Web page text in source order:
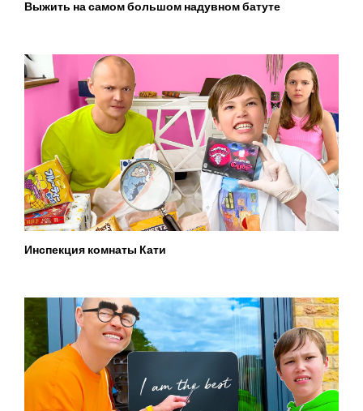
Выжить на самом большом надувном батуте
Инспекция комнаты Кати